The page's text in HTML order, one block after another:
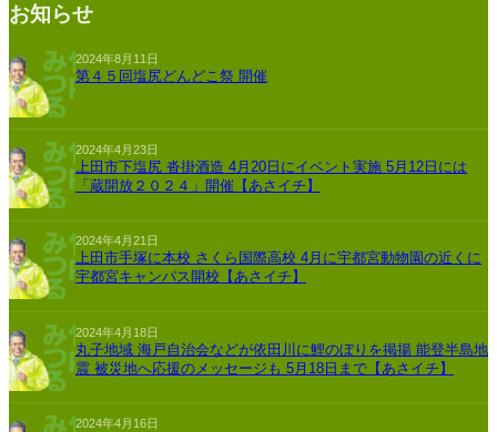
お知らせ
2024年8月11日
第４５回塩尻どんどこ祭 開催
2024年4月23日
上田市下塩尻 沓掛酒造 4月20日にイベント実施 5月12日には
「蔵開放２０２４」開催【あさイチ】
2024年4月21日
上田市手塚に本校 さくら国際高校 4月に宇都宮動物園の近くに
宇都宮キャンパス開校【あさイチ】
2024年4月18日
丸子地域 海戸自治会などが依田川に鯉のぼりを掲揚 能登半島地
震 被災地へ応援のメッセージも 5月18日まで【あさイチ】
2024年4月16日